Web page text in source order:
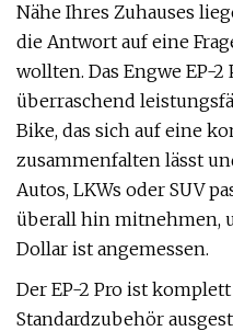
Nähe Ihres Zuhauses
die Antwort auf eine
wollten. Das Engwe EP-
überraschend
Bike, das sich auf eine
zusammenfalten lässt
Autos, LKWs oder SUV
überall hin mitnehmen,
Dollar ist angemessen.
Der EP-2 Pro ist
Standardzubehör